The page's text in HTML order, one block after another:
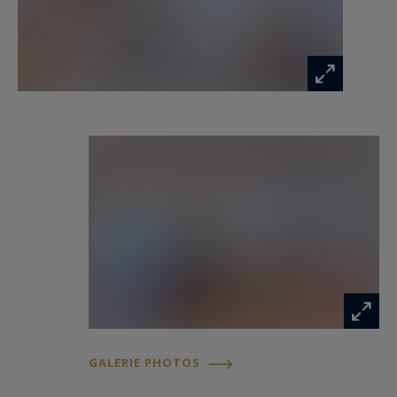
L'espace nuit accueille deux chambres raffinées,
chacune disposant de son dressing et de sa
dans ce secteur de Juan-les-Pins, ainsi qu'une
GALERIE PHOTOS